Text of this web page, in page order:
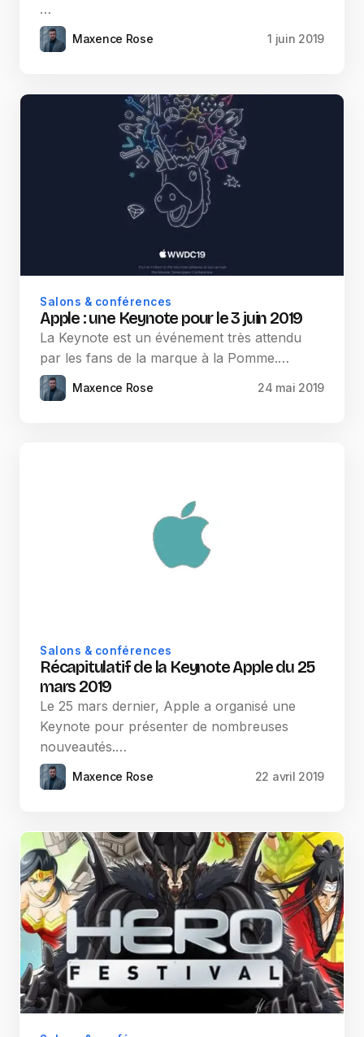
…
Maxence Rose 1 juin 2019
Salons & conférences
Apple : une Keynote pour le 3 juin 2019
La Keynote est un événement très attendu
par les fans de la marque à la Pomme.…
Maxence Rose 24 mai 2019
Salons & conférences
Récapitulatif de la Keynote Apple du 25
mars 2019
Le 25 mars dernier, Apple a organisé une
Keynote pour présenter de nombreuses
nouveautés.…
Maxence Rose 22 avril 2019